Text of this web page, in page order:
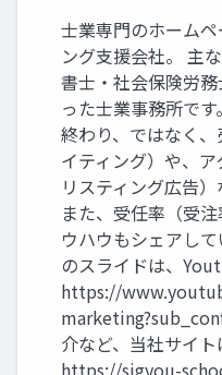
士業専門のホーム
ング支援会社。 主
書士・社会保険労
った士業事務所で
終わり、ではなく
イティング）や、ア
リスティング広告）
また、受任率（受
ウハウもシェアし
のスライドは、
https://
介など、当社サイ
https://sigyou-